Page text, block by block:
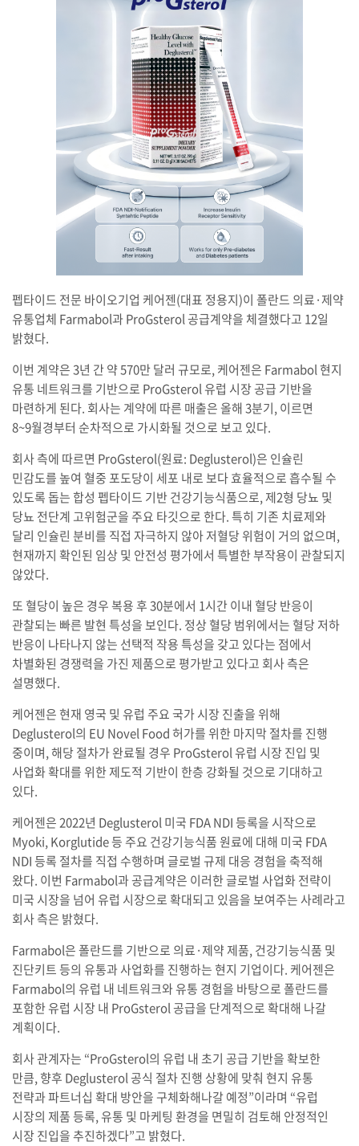
펩타이드 전문 바이오기업 케어젠(대표 정용지)이 폴란드 의료·제약
유통업체 Farmabol과 ProGsterol 공급계약을 체결했다고 12일
밝혔다.
이번 계약은 3년 간 약 570만 달러 규모로, 케어젠은 Farmabol 현지
유통 네트워크를 기반으로 ProGsterol 유럽 시장 공급 기반을
마련하게 된다. 회사는 계약에 따른 매출은 올해 3분기, 이르면
8~9월경부터 순차적으로 가시화될 것으로 보고 있다.
회사 측에 따르면 ProGsterol(원료: Deglusterol)은 인슐린
민감도를 높여 혈중 포도당이 세포 내로 보다 효율적으로 흡수될 수
있도록 돕는 합성 펩타이드 기반 건강기능식품으로, 제2형 당뇨 및
당뇨 전단계 고위험군을 주요 타깃으로 한다. 특히 기존 치료제와
달리 인슐린 분비를 직접 자극하지 않아 저혈당 위험이 거의 없으며,
현재까지 확인된 임상 및 안전성 평가에서 특별한 부작용이 관찰되지
않았다.
또 혈당이 높은 경우 복용 후 30분에서 1시간 이내 혈당 반응이
관찰되는 빠른 발현 특성을 보인다. 정상 혈당 범위에서는 혈당 저하
반응이 나타나지 않는 선택적 작용 특성을 갖고 있다는 점에서
차별화된 경쟁력을 가진 제품으로 평가받고 있다고 회사 측은
설명했다.
케어젠은 현재 영국 및 유럽 주요 국가 시장 진출을 위해
Deglusterol의 EU Novel Food 허가를 위한 마지막 절차를 진행
중이며, 해당 절차가 완료될 경우 ProGsterol 유럽 시장 진입 및
사업화 확대를 위한 제도적 기반이 한층 강화될 것으로 기대하고
있다.
케어젠은 2022년 Deglusterol 미국 FDA NDI 등록을 시작으로
Myoki, Korglutide 등 주요 건강기능식품 원료에 대해 미국 FDA
NDI 등록 절차를 직접 수행하며 글로벌 규제 대응 경험을 축적해
왔다. 이번 Farmabol과 공급계약은 이러한 글로벌 사업화 전략이
미국 시장을 넘어 유럽 시장으로 확대되고 있음을 보여주는 사례라고
회사 측은 밝혔다.
Farmabol은 폴란드를 기반으로 의료·제약 제품, 건강기능식품 및
진단키트 등의 유통과 사업화를 진행하는 현지 기업이다. 케어젠은
Farmabol의 유럽 내 네트워크와 유통 경험을 바탕으로 폴란드를
포함한 유럽 시장 내 ProGsterol 공급을 단계적으로 확대해 나갈
계획이다.
회사 관계자는 “ProGsterol의 유럽 내 초기 공급 기반을 확보한
만큼, 향후 Deglusterol 공식 절차 진행 상황에 맞춰 현지 유통
전략과 파트너십 확대 방안을 구체화해나갈 예정”이라며 “유럽
시장의 제품 등록, 유통 및 마케팅 환경을 면밀히 검토해 안정적인
시장 진입을 추진하겠다”고 밝혔다.